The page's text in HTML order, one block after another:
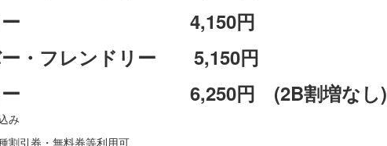
ー 4,150円
・フレンドリー 5,150円
6,250円 (2B割増なし)
み
割引券・無料券等利用可